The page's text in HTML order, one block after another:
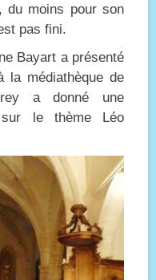
du moins pour son
pas fini.
Bayart a présenté
la médiathèque de
a donné une
sur le thème Léo